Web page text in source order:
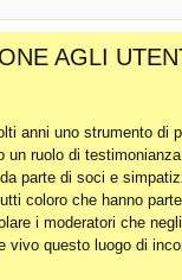
AGLI
anni uno strumento di
un ruolo di
parte di soci e
coloro che hanno
i moderatori che
vivo questo luogo di